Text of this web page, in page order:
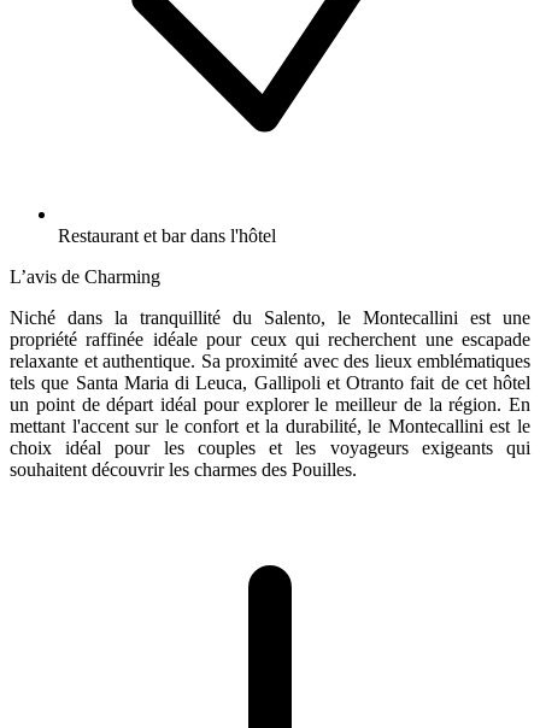
Restaurant et bar dans l'hôtel
L’avis de Charming
Niché dans la tranquillité du Salento, le Montecallini est une
propriété raffinée idéale pour ceux qui recherchent une escapade
relaxante et authentique. Sa proximité avec des lieux emblématiques
tels que Santa Maria di Leuca, Gallipoli et Otranto fait de cet hôtel
un point de départ idéal pour explorer le meilleur de la région. En
mettant l'accent sur le confort et la durabilité, le Montecallini est le
choix idéal pour les couples et les voyageurs exigeants qui
souhaitent découvrir les charmes des Pouilles.